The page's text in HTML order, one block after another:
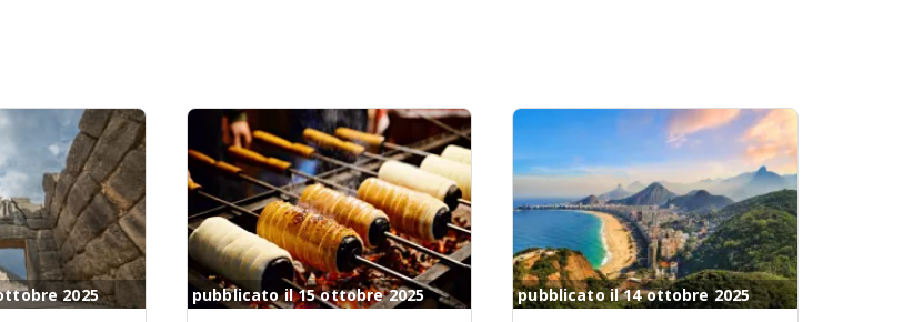
architettura e filosofia.
2025 pubblicato il 15 ottobre 2025 pubblicato il 14 ottobre 2025